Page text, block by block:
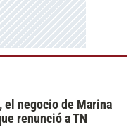
el negocio de Marina
renunció a TN